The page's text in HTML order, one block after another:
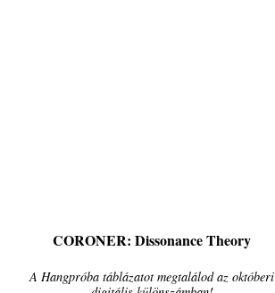
CORONER: Dissonance Theory
A Hangpróba táblázatot megtalálod az októberi